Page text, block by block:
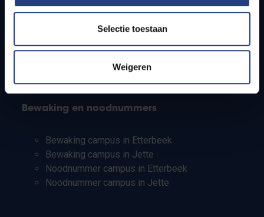
Selectie toestaan
Weigeren
Studenten
PhD-studenten
Leerkrachten en secundaire scholen
Bewaking en noodnummers
Bewaking campus in Etterbeek
Bewaking campus in Jette
Noodnummer campus in Etterbeek
Noodnummer campus in Jette